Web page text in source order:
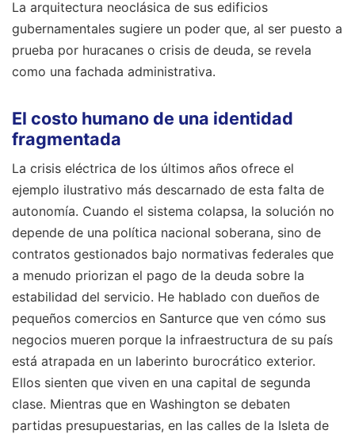
La arquitectura neoclásica de sus edificios
gubernamentales sugiere un poder que, al ser puesto a
prueba por huracanes o crisis de deuda, se revela
como una fachada administrativa.
El costo humano de una identidad
fragmentada
La crisis eléctrica de los últimos años ofrece el
ejemplo ilustrativo más descarnado de esta falta de
autonomía. Cuando el sistema colapsa, la solución no
depende de una política nacional soberana, sino de
contratos gestionados bajo normativas federales que
a menudo priorizan el pago de la deuda sobre la
estabilidad del servicio. He hablado con dueños de
pequeños comercios en Santurce que ven cómo sus
negocios mueren porque la infraestructura de su país
está atrapada en un laberinto burocrático exterior.
Ellos sienten que viven en una capital de segunda
clase. Mientras que en Washington se debaten
partidas presupuestarias, en las calles de la Isleta de